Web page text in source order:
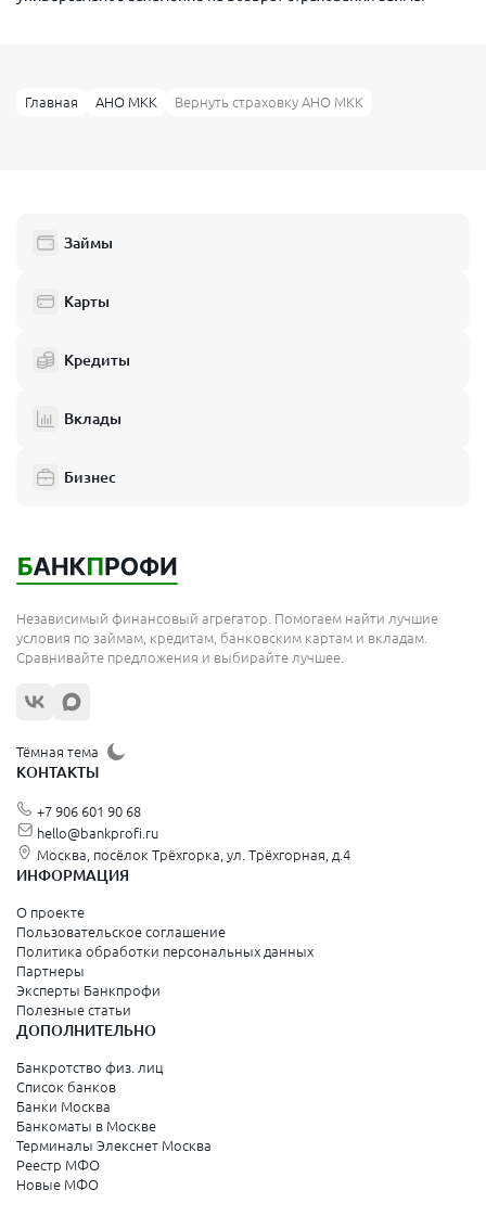
Главная АНО МКК Вернуть страховку АНО МКК
Займы
Карты
Кредиты
Вклады
Бизнес
Независимый финансовый агрегатор. Помогаем найти лучшие
условия по займам, кредитам, банковским картам и вкладам.
Сравнивайте предложения и выбирайте лучшее.
Тёмная тема
КОНТАКТЫ
+7 906 601 90 68
hello@bankprofi.ru
Москва, посёлок Трёхгорка, ул. Трёхгорная, д.4
ИНФОРМАЦИЯ
О проекте
Пользовательское соглашение
Политика обработки персональных данных
Партнеры
Эксперты Банкпрофи
Полезные статьи
ДОПОЛНИТЕЛЬНО
Банкротство физ. лиц
Список банков
Банки Москва
Банкоматы в Москве
Терминалы Элекснет Москва
Реестр МФО
Новые МФО